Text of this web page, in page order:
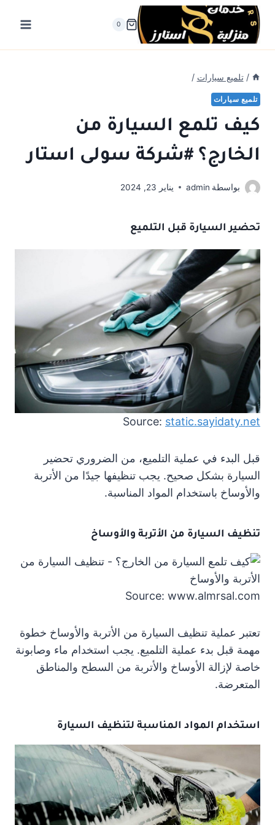
التجاوز
المحتوى
0
/ تلميع سيارات /
تلميع سيارات
كيف تلمع السيارة من
الخارج؟ #شركة سولى استار
بواسطة admin يناير 23, 2024
تحضير السيارة قبل التلميع
Source: static.sayidaty.net
قبل البدء في عملية التلميع، من الضروري تحضير
السيارة بشكل صحيح. يجب تنظيفها جيدًا من الأتربة
والأوساخ باستخدام المواد المناسبة.
تنظيف السيارة من الأتربة والأوساخ
Source: www.almrsal.com
تعتبر عملية تنظيف السيارة من الأتربة والأوساخ خطوة
مهمة قبل بدء عملية التلميع. يجب استخدام ماء وصابونة
خاصة لإزالة الأوساخ والأتربة من السطح والمناطق
المتعرضة.
استخدام المواد المناسبة لتنظيف السيارة